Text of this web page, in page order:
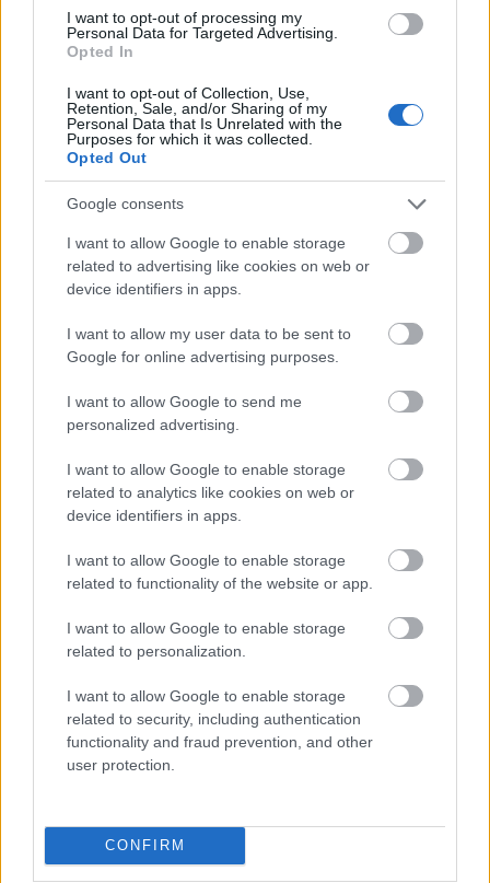
I want to opt-out of processing my
Personal Data for Targeted Advertising.
Opted In
I want to opt-out of Collection, Use,
Retention, Sale, and/or Sharing of my
Personal Data that Is Unrelated with the
Purposes for which it was collected.
Opted Out
Google consents
I want to allow Google to enable storage
related to advertising like cookies on web or
device identifiers in apps.
I want to allow my user data to be sent to
Google for online advertising purposes.
I want to allow Google to send me
personalized advertising.
I want to allow Google to enable storage
related to analytics like cookies on web or
device identifiers in apps.
I want to allow Google to enable storage
related to functionality of the website or app.
I want to allow Google to enable storage
related to personalization.
I want to allow Google to enable storage
related to security, including authentication
functionality and fraud prevention, and other
user protection.
CONFIRM
Sebestyén Balázs Istenes Bencével
vezethet műsort az RTL-en (frissítve)
ReklámInvázió• 2024. április 13.
A Kalandra fal! forgatásai a napokban kezdődnek.